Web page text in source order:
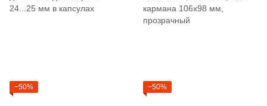
−50% −50%